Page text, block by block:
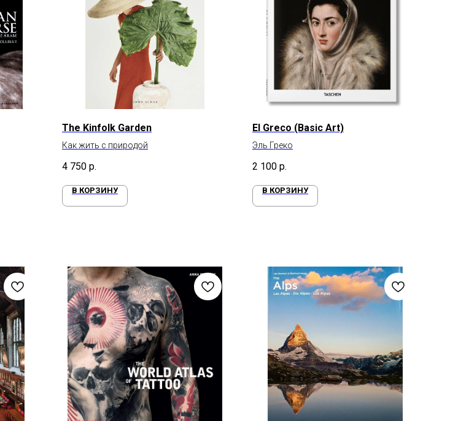
The Kinfolk Garden
Как жить с природой
4 750 р.
В КОРЗИНУ
El Greco (Basic Art)
Эль Греко
2 100 р.
В КОРЗИНУ